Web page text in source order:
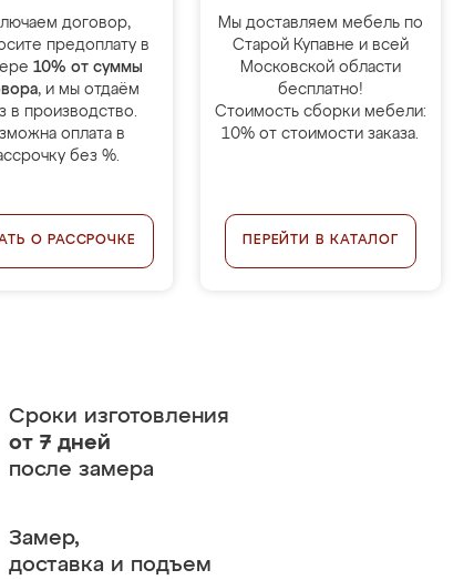
договор,
предоплату в
10% от суммы
, и мы отдаём
в производство.
оплата в
без %.
О РАССРОЧКЕ
Мы доставляем мебель по
Старой Купавне и всей
Московской области
бесплатно!
Стоимость сборки мебели:
10% от стоимости заказа.
ПЕРЕЙТИ В КАТАЛОГ
Сроки изготовления
от 7 дней
после замера
Замер,
доставка и подъем